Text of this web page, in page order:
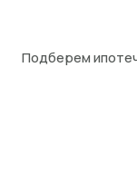
Подберем